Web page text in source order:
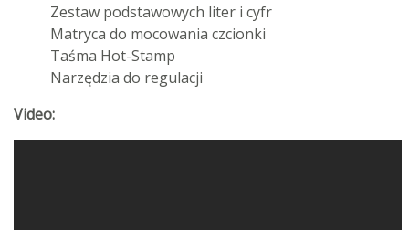
Zestaw podstawowych liter i cyfr
Matryca do mocowania czcionki
Taśma Hot-Stamp
Narzędzia do regulacji
Video: